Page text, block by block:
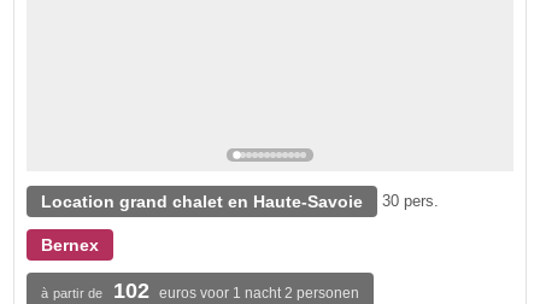
Location grand chalet en Haute-Savoie 30 pers.
Bernex
à partir de 102 euros voor 1 nacht 2 personen